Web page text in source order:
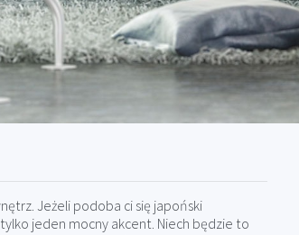
Jeżeli podoba ci się japoński
jeden mocny akcent. Niech będzie to